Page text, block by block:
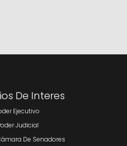
De Interes
Ejecutivo
Judicial
De Senadores